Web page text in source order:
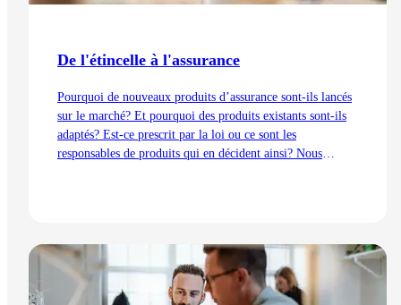
De l'étincelle à l'assurance
Pourquoi de nouveaux produits d’assurance sont-ils lancés
sur le marché? Et pourquoi des produits existants sont-ils
adaptés? Est-ce prescrit par la loi ou ce sont les
responsables de produits qui en décident ainsi? Nous
Lire l'article